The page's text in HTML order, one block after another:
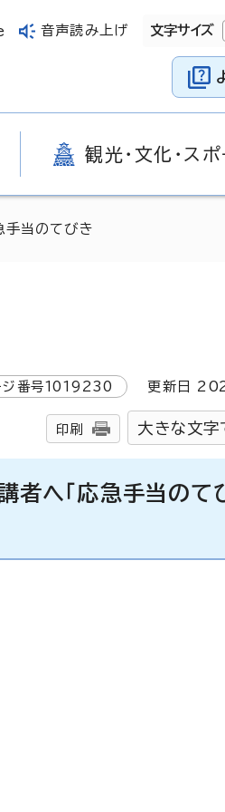
音声読み上げ 文字サイズ
観光・文化・ス
当のてびき
ジ番号1019230 更新日
印刷 大きな文字
へ「応急手当のて